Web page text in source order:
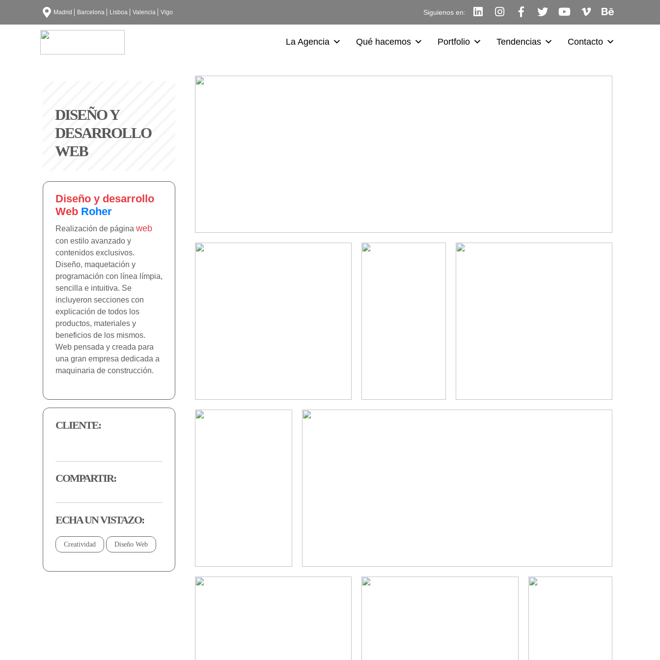
Madrid Barcelona Lisboa Valencia Vigo Siguienos en:
La Agencia Qué hacemos Portfolio Tendencias Contacto
DISEÑO Y
DESARROLLO
WEB
Diseño y desarrollo
Web Roher
Realización de página web
con estilo avanzado y
contenidos exclusivos.
Diseño, maquetación y
programación con línea límpia,
sencilla e intuitiva. Se
incluyeron secciones con
explicación de todos los
productos, materiales y
beneficios de los mismos.
Web pensada y creada para
una gran empresa dedicada a
maquinaria de construcción.
CLIENTE:
COMPARTIR:
ECHA UN VISTAZO:
Creatividad Diseño Web